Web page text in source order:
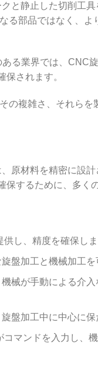
と静止した切削工
る部品ではなく、よ
る業界では、CNC
されます。
の複雑さ、それら
原材料を精密に設
するために、多く
し、精度を確保しま
盤加工と機械加工を
械が手動による介
盤加工中に中心に保
マンドを入力し、